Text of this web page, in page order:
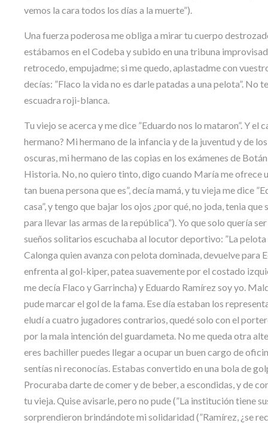
vemos la cara todos los días a la muerte”).
Una fuerza poderosa me obliga a mirar tu cuerpo
estábamos en el Codeba y subido en una tribuna
retrocedo, empujadme; si me quedo, aplastadme con
decías: ”Flaco la vida no es darle patadas a una pelota”.
escuadra roji-blanca.
Tu viejo se acerca y me dice ”Eduardo nos lo mataron”. Y
hermano? Mi hermano de la infancia y de la juventud y de
oscuras, mi hermano de las copias en los exámenes de
Historia. No, no quiero tinto, digo cuando María me ofrece
tan buena persona que es”, decía mamá, y tu vieja me dice
casa”, y tengo que bajar los ojos ¿por qué, no joda, tenia
para llevar las armas de la república”). Yo que solo quería
sueños solitarios escuchaba al locutor deportivo: ”La
Calonga quien avanza con pelota dominada, devuelve para
enfrenta al gol-kiper, patea suavemente por el costado
me decía Flaco y Garrincha) y Eduardo Ramírez soy yo.
pude marcar el gol de la fama. Ese día estaban los
eludí a cuatro jugadores contrarios, quedé solo con el
por la mala intención del guardameta. No me queda otra
eres bachiller puedes llegar a ocupar un buen cargo de
sentías ni reconocías. Estabas convertido en una bola de
Procuraba darte de comer y de beber, a escondidas, y de
tu vieja. Quise avisarle, pero no pude (”La institución tiene
sorprendieron brindándote mi solidaridad (”Ramírez, ¿se